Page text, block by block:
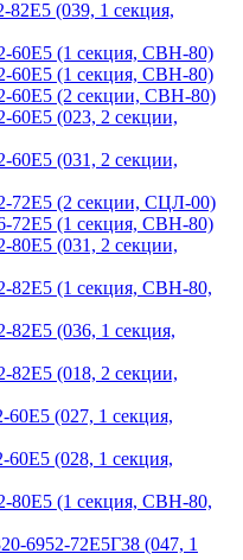
82Е5 (039, 1 секция,
60Е5 (1 секция, СВН-80)
60Е5 (1 секция, СВН-80)
60Е5 (2 секции, СВН-80)
60Е5 (023, 2 секции,
60Е5 (031, 2 секции,
72Е5 (2 секции, СЦЛ-00)
72Е5 (1 секция, СВН-80)
80Е5 (031, 2 секции,
82Е5 (1 секция, СВН-80,
82Е5 (036, 1 секция,
82Е5 (018, 2 секции,
60Е5 (027, 1 секция,
60Е5 (028, 1 секция,
80Е5 (1 секция, СВН-80,
6952-72Е5Г38 (047, 1